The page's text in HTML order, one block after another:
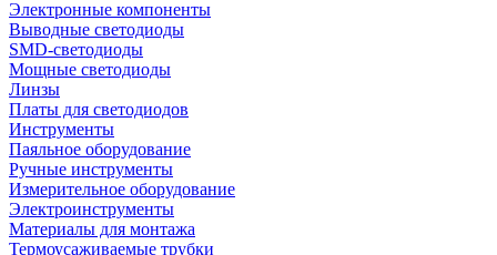
Электронные компоненты
Выводные светодиоды
SMD-светодиоды
Мощные светодиоды
Линзы
Платы для светодиодов
Инструменты
Паяльное оборудование
Ручные инструменты
Измерительное оборудование
Электроинструменты
Материалы для монтажа
Термоусаживаемые трубки